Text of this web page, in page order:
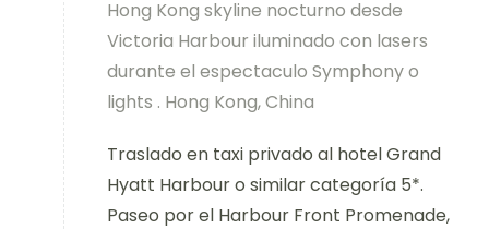
Hong Kong skyline nocturno desde
Victoria Harbour iluminado con lasers
durante el espectaculo Symphony o
lights . Hong Kong, China
Traslado en taxi privado al hotel Grand
Hyatt Harbour o similar categoría 5*.
Paseo por el Harbour Front Promenade,